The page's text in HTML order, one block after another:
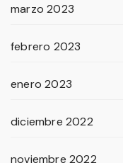
marzo 2023
febrero 2023
enero 2023
diciembre 2022
noviembre 2022